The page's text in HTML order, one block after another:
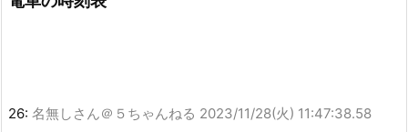
26: 名無しさん＠５ちゃんねる 2023/11/28(火) 11:47:38.58